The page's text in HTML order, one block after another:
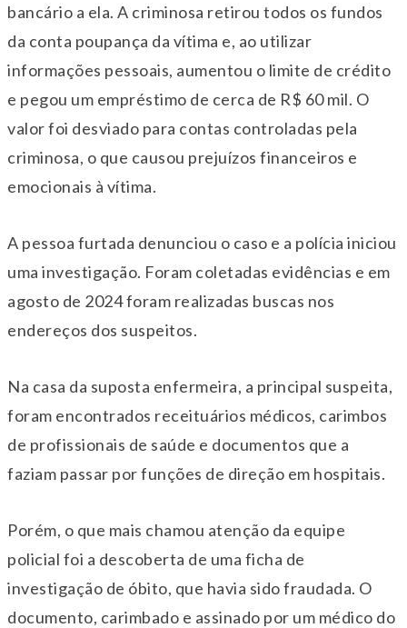
bancário a ela. A criminosa retirou todos os fundos
da conta poupança da vítima e, ao utilizar
informações pessoais, aumentou o limite de crédito
e pegou um empréstimo de cerca de R$ 60 mil. O
valor foi desviado para contas controladas pela
criminosa, o que causou prejuízos financeiros e
emocionais à vítima.
A pessoa furtada denunciou o caso e a polícia iniciou
uma investigação. Foram coletadas evidências e em
agosto de 2024 foram realizadas buscas nos
endereços dos suspeitos.
Na casa da suposta enfermeira, a principal suspeita,
foram encontrados receituários médicos, carimbos
de profissionais de saúde e documentos que a
faziam passar por funções de direção em hospitais.
Porém, o que mais chamou atenção da equipe
policial foi a descoberta de uma ficha de
investigação de óbito, que havia sido fraudada. O
documento, carimbado e assinado por um médico do